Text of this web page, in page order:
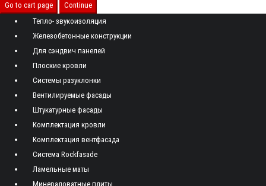
Go to cart page
Continue
Тепло- звукоизоляция
Железобетонные конструкции
Для сэндвич панелей
Плоские кровли
Системы разуклонки
Вентилируемые фасады
Штукатурные фасады
Комплектация кровли
Комплектация вентфасада
Система Rockfasade
Ламельные маты
Минераловатные плиты